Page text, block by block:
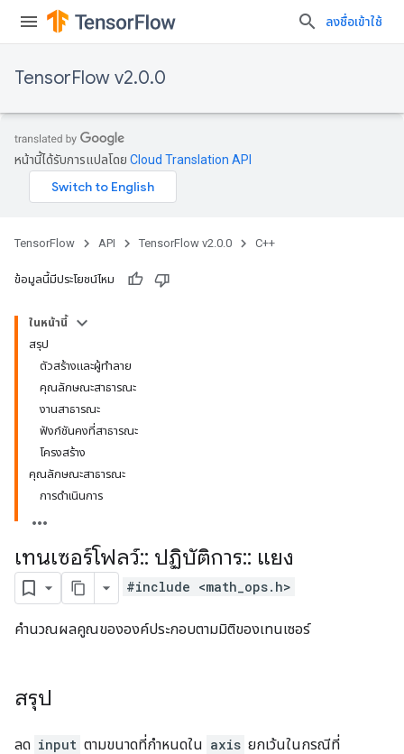
ลงชื่อเข้าใช้
TensorFlow v2.0.0
หน้านี้ได้รับการแปลโดย Cloud Translation API
TensorFlow API TensorFlow v2.0.0 C++
ข้อมูลนี้มีประโยชน์ไหม
ในหน้านี้
สรุป
ตัวสร้างและผู้ทำลาย
คุณลักษณะสาธารณะ
งานสาธารณะ
ฟังก์ชันคงที่สาธารณะ
โครงสร้าง
คุณลักษณะสาธารณะ
การดำเนินการ
เทนเซอร์โฟลว์:: ปฏิบัติการ:: แยง
#include <math_ops.h>
คำนวณผลคูณขององค์ประกอบตามมิติของเทนเซอร์
สรุป
ลด input ตามขนาดที่กำหนดใน axis ยกเว้นในกรณีที่